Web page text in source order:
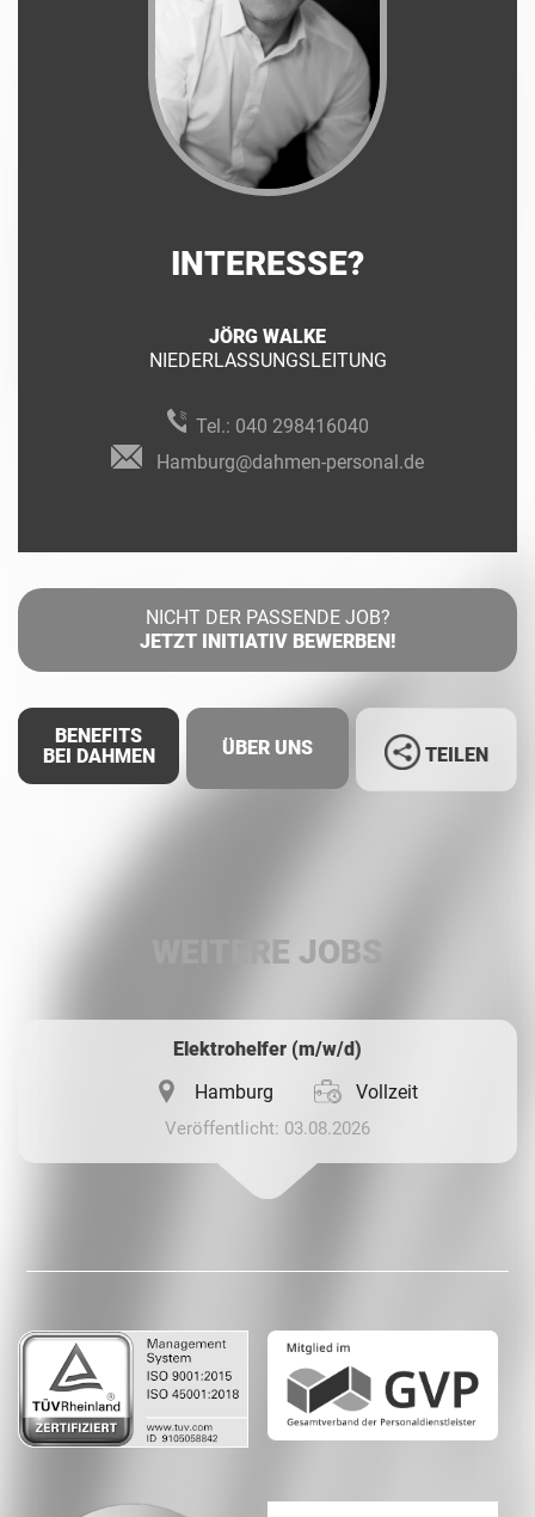
INTERESSE?
JÖRG WALKE
NIEDERLASSUNGSLEITUNG
Tel.: 040 298416040
Hamburg@dahmen-personal.de
NICHT DER PASSENDE JOB?
JETZT INITIATIV BEWERBEN!
BENEFITS
BEI DAHMEN
ÜBER UNS TEILEN
WEITERE JOBS
Elektrohelfer (m/w/d)
Hamburg
Vollzeit
Veröffentlicht: 03.08.2026